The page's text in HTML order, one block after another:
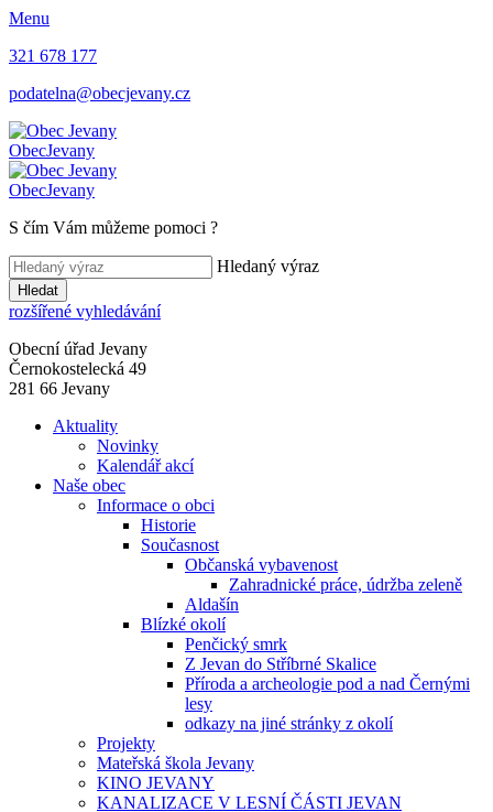
Menu
321 678 177
podatelna@obecjevany.cz
ObecJevany
ObecJevany
S čím Vám můžeme pomoci ?
Hledaný výraz
Hledat
rozšířené vyhledávání
Obecní úřad Jevany
Černokostelecká 49
281 66 Jevany
Aktuality
Novinky
Kalendář akcí
Naše obec
Informace o obci
Historie
Současnost
Občanská vybavenost
Zahradnické práce, údržba zeleně
Aldašín
Blízké okolí
Penčický smrk
Z Jevan do Stříbrné Skalice
Příroda a archeologie pod a nad Černými
lesy
odkazy na jiné stránky z okolí
Projekty
Mateřská škola Jevany
KINO JEVANY
KANALIZACE V LESNÍ ČÁSTI JEVAN